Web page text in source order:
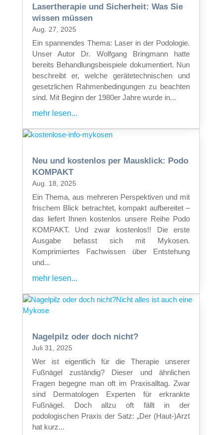
Lasertherapie und Sicherheit: Was Sie
wissen müssen
Aug. 27, 2025
Ein spannendes Thema: Laser in der Podologie.
Unser Autor Dr. Wolfgang Bringmann hatte
bereits Behandlungsbeispiele dokumentiert. Nun
beschreibt er, welche gerätetechnischen und
gesetzlichen Rahmenbedingungen zu beachten
sind. Mit Beginn der 1980er Jahre wurde in...
mehr lesen...
Neu und kostenlos per Mausklick: Podo
KOMPAKT
Aug. 18, 2025
Ein Thema, aus mehreren Perspektiven und mit
frischem Blick betrachtet, kompakt aufbereitet –
das liefert Ihnen kostenlos unsere Reihe Podo
KOMPAKT. Und zwar kostenlos!! Die erste
Ausgabe befasst sich mit Mykosen.
Komprimiertes Fachwissen über Entstehung
und...
mehr lesen...
Nagelpilz oder doch nicht?
Juli 31, 2025
Wer ist eigentlich für die Therapie unserer
Fußnägel zuständig? Dieser und ähnlichen
Fragen begegne man oft im Praxisalltag. Zwar
sind Dermatologen Experten für erkrankte
Fußnägel. Doch allzu oft fällt in der
podologischen Praxis der Satz: „Der (Haut-)Arzt
hat kurz...